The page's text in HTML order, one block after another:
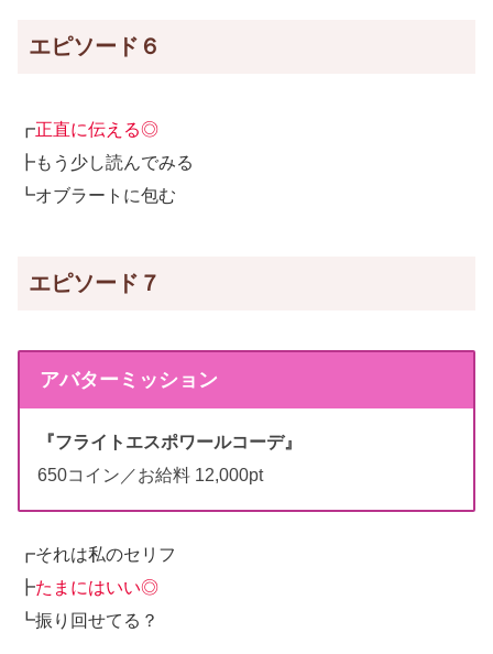
エピソード６
┏正直に伝える◎
┣もう少し読んでみる
┗オブラートに包む
エピソード７
アバターミッション
『フライトエスポワールコーデ』
650コイン／お給料 12,000pt
┏それは私のセリフ
┣たまにはいい◎
┗振り回せてる？